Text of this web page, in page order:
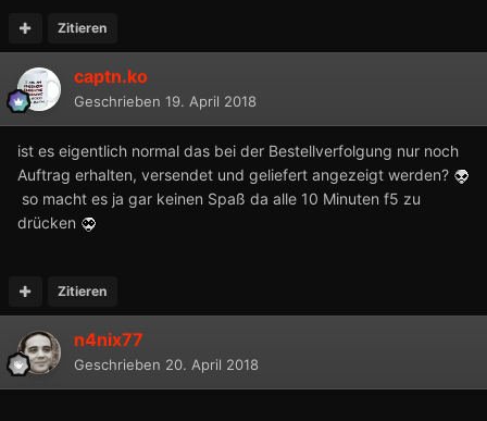
Zitieren
captn.ko
Geschrieben 19. April 2018
ist es eigentlich normal das bei der Bestellverfolgung nur noch
Auftrag erhalten, versendet und geliefert angezeigt werden?
so macht es ja gar keinen Spaß da alle 10 Minuten f5 zu
drücken
Zitieren
n4nix77
Geschrieben 20. April 2018